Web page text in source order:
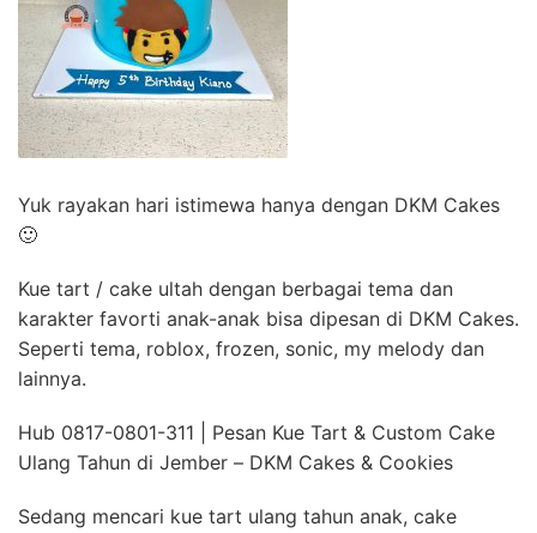
Yuk rayakan hari istimewa hanya dengan DKM Cakes
🙂
Kue tart / cake ultah dengan berbagai tema dan
karakter favorti anak-anak bisa dipesan di DKM Cakes.
Seperti tema, roblox, frozen, sonic, my melody dan
lainnya.
Hub 0817-0801-311 | Pesan Kue Tart & Custom Cake
Ulang Tahun di Jember – DKM Cakes & Cookies
Sedang mencari kue tart ulang tahun anak, cake